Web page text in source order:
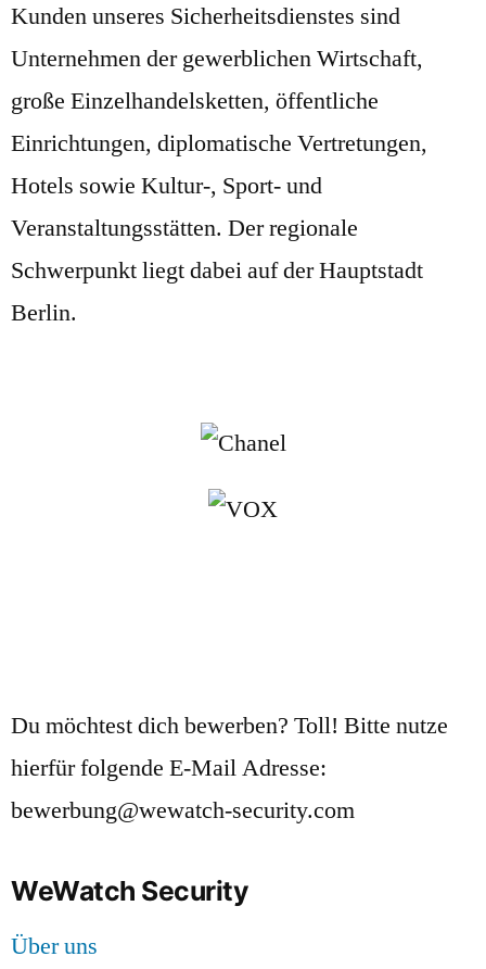
Kunden unseres Sicherheitsdienstes sind
Unternehmen der gewerblichen Wirtschaft,
große Einzelhandelsketten, öffentliche
Einrichtungen, diplomatische Vertretungen,
Hotels sowie Kultur-, Sport- und
Veranstaltungsstätten. Der regionale
Schwerpunkt liegt dabei auf der Hauptstadt
Berlin.
Du möchtest dich bewerben? Toll! Bitte nutze
hierfür folgende E-Mail Adresse:
bewerbung@wewatch-security.com
WeWatch Security
Über uns